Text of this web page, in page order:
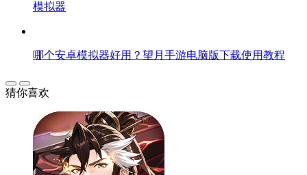
模拟器
哪个安卓模拟器好用？望月手游电脑版下载使用教程
猜你喜欢